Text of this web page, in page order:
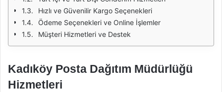
Hızlı ve Güvenilir Kargo Seçenekleri
Ödeme Seçenekleri ve Online İşlemler
Müşteri Hizmetleri ve Destek
Kadıköy Posta Dağıtım Müdürlüğü
Hizmetleri